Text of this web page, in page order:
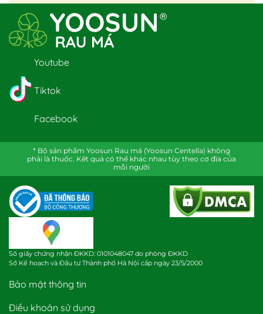
Youtube
Tiktok
Facebook
* Bộ sản phẩm Yoosun Rau má (Yoosun Centella) không
phải là thuốc. Kết quả có thể khác nhau tùy theo cơ địa của
mỗi người
Số giấy chứng nhận ĐKKD: 0101048047 do phòng ĐKKD
Sở Kế hoạch và Đầu tư Thành phố Hà Nội cấp ngày 23/5/2000
Bảo mật thông tin
Điều khoản sử dụng